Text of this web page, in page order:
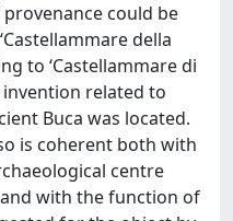
could be
della
to ‘Castellammare di
invention related to
Buca was located.
is coherent both with
centre
with the function of